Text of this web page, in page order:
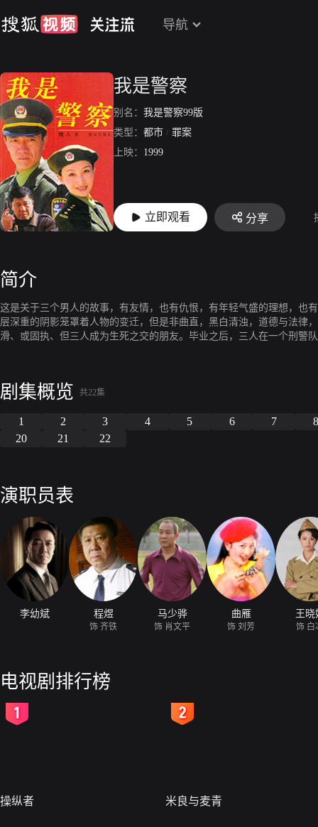
导航
我是警察
别名： 我是警察99版
类型： 都市 / 罪案
上映： 1999
立即观看 分享
简介
这是关于三个男人的故事，有友情，也有仇恨，有年轻气盛的理想，也
层深重的阴影笼罩着人物的变迁，但是非曲直，黑白清浊，道德与法律
滑、或固执、但三人成为生死之交的朋友。毕业之后，三人在一个刑警
剧集概览 共22集
1 2 3 4 5 6 7
20
21 22
演职员表
李幼斌 程煜
饰 齐铁
马少骅
饰 肖文平
曲雁
饰 刘芳
王晓
饰 白
电视剧排行榜
操纵者 米良与麦青